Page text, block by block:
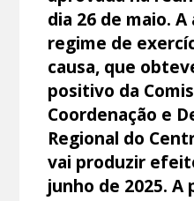
dia 26 de maio.
regime de
causa, que
positivo da
Coordenação e
Regional do
vai produzir
junho de 2025. A